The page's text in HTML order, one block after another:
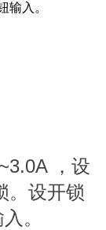
输入。
，设
。设开锁
。